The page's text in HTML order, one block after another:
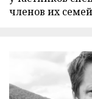
членов их